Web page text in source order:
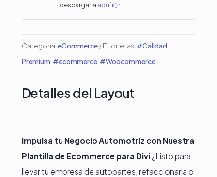
automotriz
cantidad
descargarla aquí 👉
Categoría:eCommerce Etiquetas: #Calidad
Premium #ecommerce, #Woocommerce
Detalles del Layout
Impulsa tu Negocio Automotriz con Nuestra
Plantilla de Ecommerce para Divi¿Listo para
llevar tu empresa de autopartes, refaccionaria o